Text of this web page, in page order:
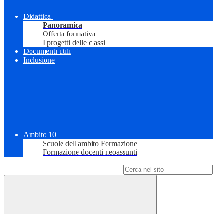
Didattica
Panoramica
Offerta formativa
I progetti delle classi
Documenti utili
Inclusione
Ambito 10
Scuole dell'ambito Formazione
Formazione docenti neoassunti